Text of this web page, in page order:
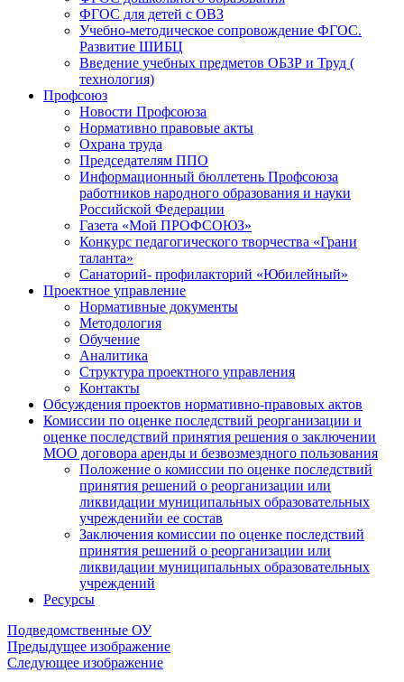
ФГОС для детей с ОВЗ
Учебно-методическое сопровождение ФГОС.
Развитие ШИБЦ
Введение учебных предметов ОБЗР и Труд (
технология)
Профсоюз
Новости Профсоюза
Нормативно правовые акты
Охрана труда
Председателям ППО
Информационный бюллетень Профсоюза
работников народного образования и науки
Российской Федерации
Газета «Мой ПРОФСОЮЗ»
Конкурс педагогического творчества «Грани
таланта»
Санаторий- профилакторий «Юбилейный»
Проектное управление
Нормативные документы
Методология
Обучение
Аналитика
Структура проектного управления
Контакты
Обсуждения проектов нормативно-правовых актов
Комиссии по оценке последствий реорганизации и
оценке последствий принятия решения о заключении
МОО договора аренды и безвозмездного пользования
Положение о комиссии по оценке последствий
принятия решений о реорганизации или
ликвидации муниципальных образовательных
учрежденийи ее состав
Заключения комиссии по оценке последствий
принятия решений о реорганизации или
ликвидации муниципальных образовательных
учреждений
Ресурсы
Подведомственные ОУ
Предыдущее изображение
Следующее изображение